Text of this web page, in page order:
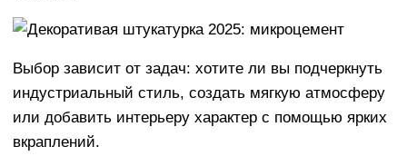
Выбор зависит от задач: хотите ли вы подчеркнуть
индустриальный стиль, создать мягкую атмосферу
или добавить интерьеру характер с помощью ярких
вкраплений.